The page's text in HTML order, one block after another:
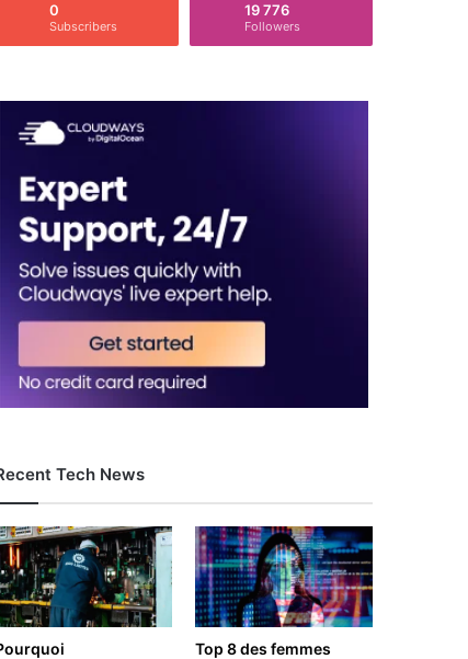
0
Subscribers
19 776
Followers
Tech News
Top 8 des femmes